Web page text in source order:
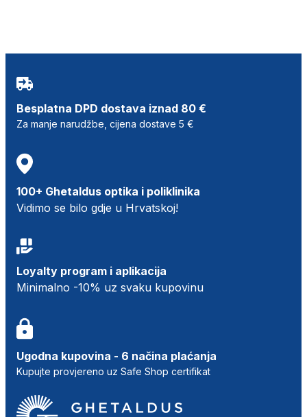
Besplatna DPD dostava iznad 80 €
Za manje narudžbe, cijena dostave 5 €
100+ Ghetaldus optika i poliklinika
Vidimo se bilo gdje u Hrvatskoj!
Loyalty program i aplikacija
Minimalno -10% uz svaku kupovinu
Ugodna kupovina - 6 načina plaćanja
Kupujte provjereno uz Safe Shop certifikat